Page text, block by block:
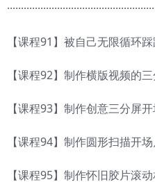
【课程91】被自己无限循环
【课程92】制作横版视频的
【课程93】制作创意三分屏
【课程94】制作圆形扫描开
【课程95】制作怀旧胶片滚